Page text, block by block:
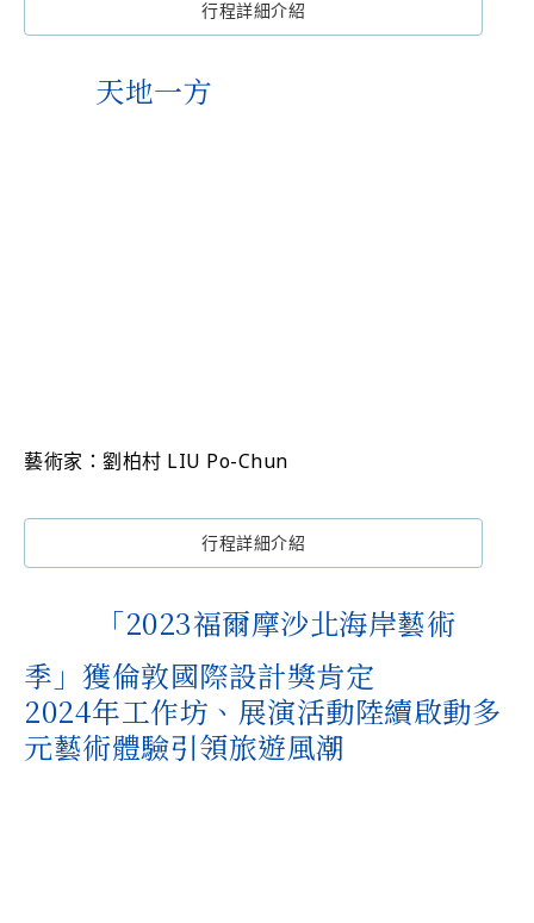
行程詳細介紹
天地一方
藝術家：劉柏村 LIU Po-Chun
行程詳細介紹
「2023福爾摩沙北海岸藝術
季」獲倫敦國際設計獎肯定
2024年工作坊、展演活動陸續啟動多
元藝術體驗引領旅遊風潮